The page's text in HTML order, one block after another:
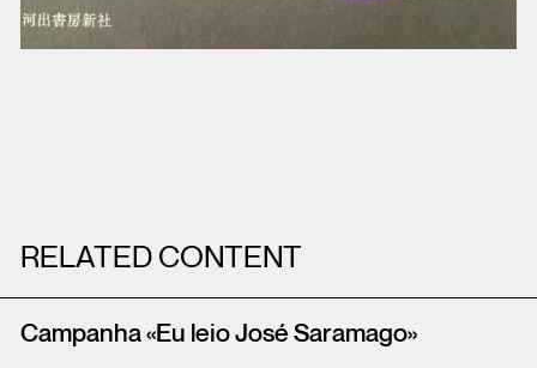
RELATED CONTENT
Campanha «Eu leio José Saramago»